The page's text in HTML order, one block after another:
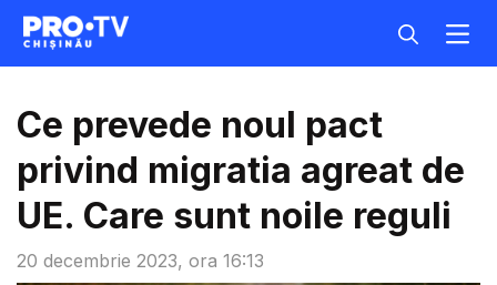
20 decembrie 2023, ora 16:13
Ce prevede noul pact
privind migratia agreat de
UE. Care sunt noile reguli